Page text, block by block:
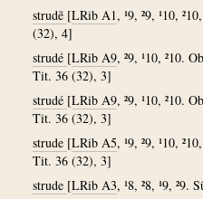
strudẽ [LRib A1, ¹9, ²9, ¹10,
(32), 4]
strudé [LRib A9, ²9, ¹10, ²10.
Tit. 36 (32), 3]
strudé [LRib A9, ²9, ¹10, ²10.
Tit. 36 (32), 3]
strude [LRib A5, ¹9, ²9, ¹10,
Tit. 36 (32), 3]
strude [LRib A3, ¹8, ²8, ¹9, ²9.